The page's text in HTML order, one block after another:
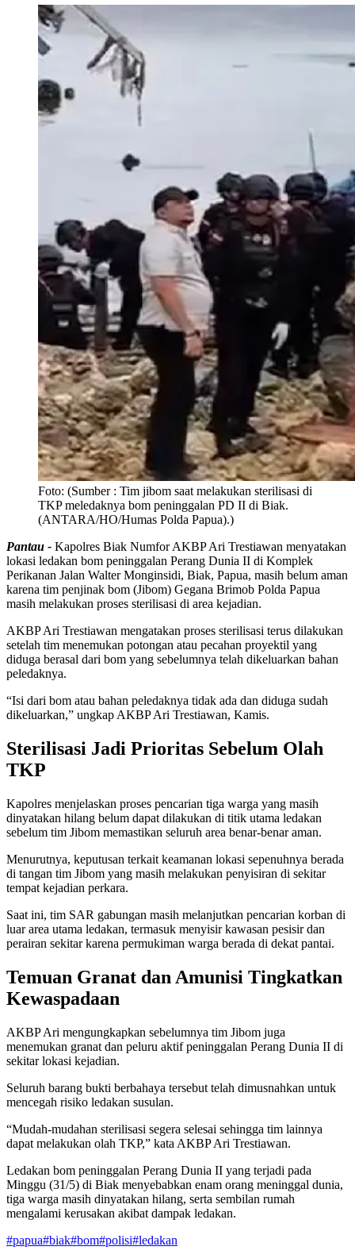
Foto: (Sumber : Tim jibom saat melakukan sterilisasi di
TKP meledaknya bom peninggalan PD II di Biak.
(ANTARA/HO/Humas Polda Papua).)
Pantau - Kapolres Biak Numfor AKBP Ari Trestiawan menyatakan
lokasi ledakan bom peninggalan Perang Dunia II di Komplek
Perikanan Jalan Walter Monginsidi, Biak, Papua, masih belum aman
karena tim penjinak bom (Jibom) Gegana Brimob Polda Papua
masih melakukan proses sterilisasi di area kejadian.
AKBP Ari Trestiawan mengatakan proses sterilisasi terus dilakukan
setelah tim menemukan potongan atau pecahan proyektil yang
diduga berasal dari bom yang sebelumnya telah dikeluarkan bahan
peledaknya.
“Isi dari bom atau bahan peledaknya tidak ada dan diduga sudah
dikeluarkan,” ungkap AKBP Ari Trestiawan, Kamis.
Sterilisasi Jadi Prioritas Sebelum Olah
TKP
Kapolres menjelaskan proses pencarian tiga warga yang masih
dinyatakan hilang belum dapat dilakukan di titik utama ledakan
sebelum tim Jibom memastikan seluruh area benar-benar aman.
Menurutnya, keputusan terkait keamanan lokasi sepenuhnya berada
di tangan tim Jibom yang masih melakukan penyisiran di sekitar
tempat kejadian perkara.
Saat ini, tim SAR gabungan masih melanjutkan pencarian korban di
luar area utama ledakan, termasuk menyisir kawasan pesisir dan
perairan sekitar karena permukiman warga berada di dekat pantai.
Temuan Granat dan Amunisi Tingkatkan
Kewaspadaan
AKBP Ari mengungkapkan sebelumnya tim Jibom juga
menemukan granat dan peluru aktif peninggalan Perang Dunia II di
sekitar lokasi kejadian.
Seluruh barang bukti berbahaya tersebut telah dimusnahkan untuk
mencegah risiko ledakan susulan.
“Mudah-mudahan sterilisasi segera selesai sehingga tim lainnya
dapat melakukan olah TKP,” kata AKBP Ari Trestiawan.
Ledakan bom peninggalan Perang Dunia II yang terjadi pada
Minggu (31/5) di Biak menyebabkan enam orang meninggal dunia,
tiga warga masih dinyatakan hilang, serta sembilan rumah
mengalami kerusakan akibat dampak ledakan.
#papua#biak#bom#polisi#ledakan